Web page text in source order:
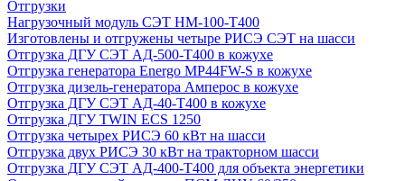
Отгрузки
Нагрузочный модуль СЭТ НМ-100-Т400
Изготовлены и отгружены четыре РИСЭ СЭТ на шасси
Отгрузка ДГУ СЭТ АД-500-Т400 в кожухе
Отгрузка генератора Energo MP44FW-S в кожухе
Отгрузка дизель-генератора Амперос в кожухе
Отгрузка ДГУ СЭТ АД-40-Т400 в кожухе
Отгрузка ДГУ TWIN ECS 1250
Отгрузка четырех РИСЭ 60 кВт на шасси
Отгрузка двух РИСЭ 30 кВт на тракторном шасси
Отгрузка ДГУ СЭТ АД-400-Т400 для объекта энергетики